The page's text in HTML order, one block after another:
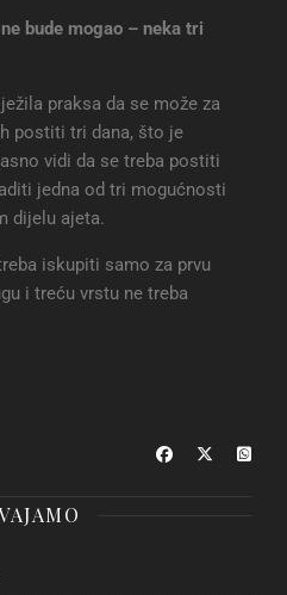
bude mogao – neka tri
praksa da se može za
postiti tri dana, što je
vidi da se treba postiti
jedna od tri mogućnosti
dijelu ajeta.
iskupiti samo za prvu
i treću vrstu ne treba